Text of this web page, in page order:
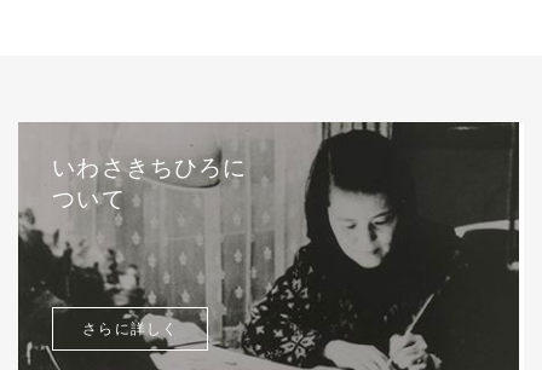
いわさきちひろに
ついて
さらに詳しく